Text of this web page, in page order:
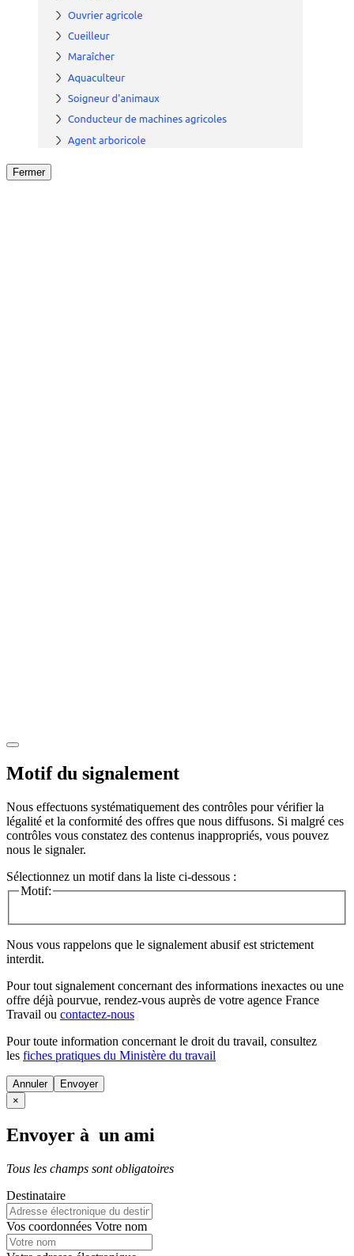
Fermer
Motif du signalement
Nous effectuons systématiquement des contrôles pour vérifier la
légalité et la conformité des offres que nous diffusons. Si malgré ces
contrôles vous constatez des contenus inappropriés, vous pouvez
nous le signaler.
Sélectionnez un motif dans la liste ci-dessous :
Motif:
Nous vous rappelons que le signalement abusif est strictement
interdit.
Pour tout signalement concernant des informations inexactes ou une
offre déjà pourvue, rendez-vous auprès de votre agence France
Travail ou contactez-nous
Pour toute information concernant le droit du travail, consultez
les fiches pratiques du Ministère du travail
Annuler
×
Envoyer à un ami
Tous les champs sont obligatoires
Destinataire
Vos coordonnées Votre nom